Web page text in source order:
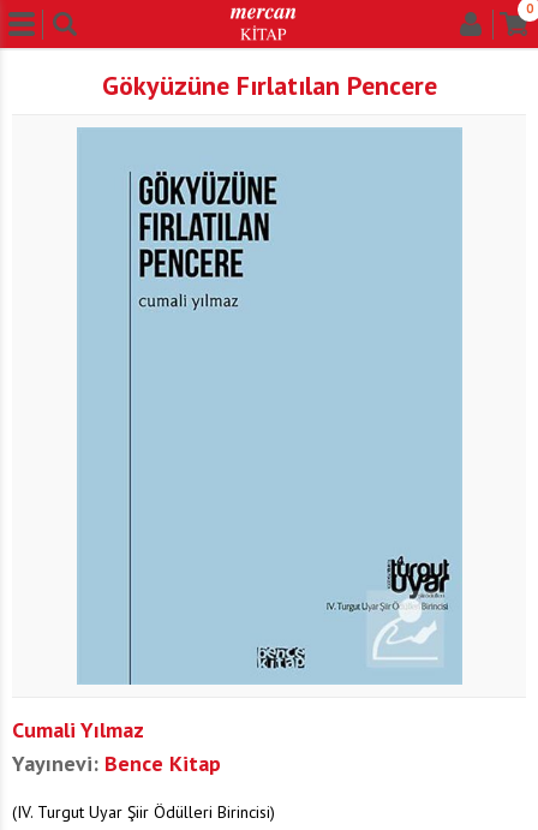
0
Gökyüzüne Fırlatılan Pencere
Cumali Yılmaz
Yayınevi: Bence Kitap
(IV. Turgut Uyar Şiir Ödülleri Birincisi)